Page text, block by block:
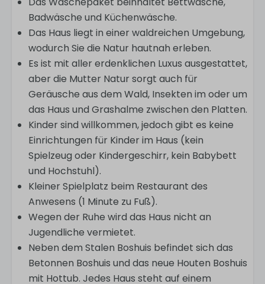
Badwäsche und Küchenwäsche.
Das Haus liegt in einer waldreichen Umgebung,
wodurch Sie die Natur hautnah erleben.
Es ist mit aller erdenklichen Luxus ausgestattet,
aber die Mutter Natur sorgt auch für
Geräusche aus dem Wald, Insekten im oder um
das Haus und Grashalme zwischen den Platten.
Kinder sind willkommen, jedoch gibt es keine
Einrichtungen für Kinder im Haus (kein
Spielzeug oder Kindergeschirr, kein Babybett
und Hochstuhl).
Kleiner Spielplatz beim Restaurant des
Anwesens (1 Minute zu Fuß).
Wegen der Ruhe wird das Haus nicht an
Jugendliche vermietet.
Neben dem Stalen Boshuis befindet sich das
Betonnen Boshuis und das neue Houten Boshuis
mit Hottub. Jedes Haus steht auf einem